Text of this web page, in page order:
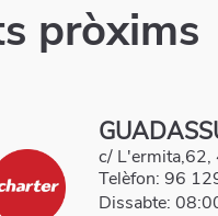
pròxims
c/ L'ermita,62,
Telèfon: 96
Dissabte: